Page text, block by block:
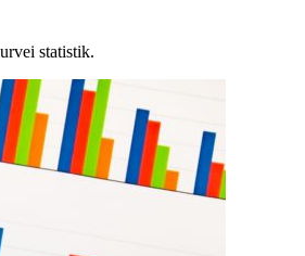
statistik.